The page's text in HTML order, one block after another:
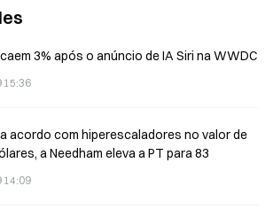
3% após o anúncio de IA Siri na WWDC
15:36
acordo com hiperescaladores no valor de
a Needham eleva a PT para 83
14:09